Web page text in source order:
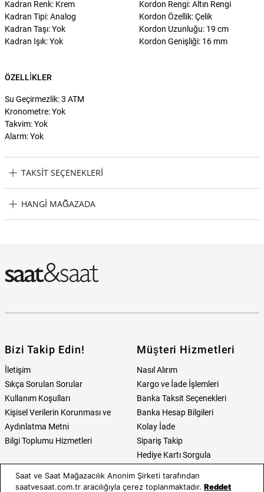
Kadran Renk: Krem
Kadran Tipi: Analog
Kadran Taşı: Yok
Kadran Işık: Yok
Kordon Rengi: Altın Rengi
Kordon Özellik: Çelik
Kordon Uzunluğu: 19 cm
Kordon Genişliği: 16 mm
ÖZELLIKLER
Su Geçirmezlik: 3 ATM
Kronometre: Yok
Takvim: Yok
Alarm: Yok
TAKSIT SEÇENEKLERI
HANGI MAĞAZADA
Bizi Takip Edin!
İletişim
Sıkça Sorulan Sorular
Kullanım Koşulları
Kişisel Verilerin Korunması ve
Aydınlatma Metni
Bilgi Toplumu Hizmetleri
Müşteri Hizmetleri
Nasıl Alırım
Kargo ve İade İşlemleri
Banka Taksit Seçenekleri
Banka Hesap Bilgileri
Kolay İade
Sipariş Takip
Hediye Kartı Sorgula
Kullanım Kılavuzları
Saat ve Saat Mağazacılık Anonim Şirketi tarafından
saatvesaat.com.tr aracılığıyla çerez toplanmaktadır. Reddet